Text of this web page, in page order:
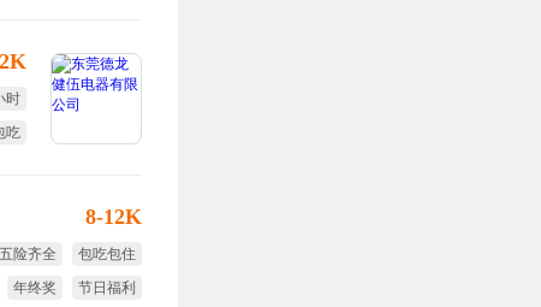
时
吃
8-12K
五险齐全
包吃包住
年终奖
节日福利